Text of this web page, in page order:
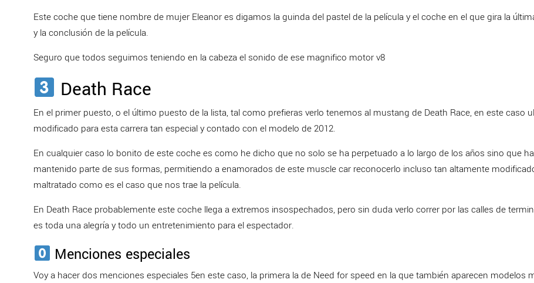
Este coche que tiene nombre de mujer Eleanor es digamos la guinda del pastel de la película y el coche en el que gira la
y la conclusión de la película.
Seguro que todos seguimos teniendo en la cabeza el sonido de ese magnifico motor v8
Death Race
En el primer puesto, o el último puesto de la lista, tal como prefieras verlo tenemos al mustang de Death Race, en este caso
modificado para esta carrera tan especial y contado con el modelo de 2012.
En cualquier caso lo bonito de este coche es como he dicho que no solo se ha perpetuado a lo largo de los años sino que ha
mantenido parte de sus formas, permitiendo a enamorados de este muscle car reconocerlo incluso tan altamente
maltratado como es el caso que nos trae la película.
En Death Race probablemente este coche llega a extremos insospechados, pero sin duda verlo correr por las calles de
es toda una alegría y todo un entretenimiento para el espectador.
Menciones especiales
Voy a hacer dos menciones especiales 5en este caso, la primera la de Need for speed en la que también aparecen modelos